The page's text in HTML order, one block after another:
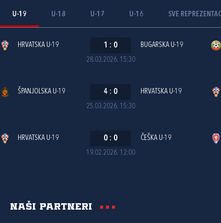
U-19 U-18 U-17 U-16 SVE
28.03.2026. 15:30
HRVATSKA U-19 1 : 0 BUGARSKA U-19
25.03.2026. 15:30
ŠPANJOLSKA U-19 4 : 0 HRVATSKA U-19
19.02.2026. 12:00
HRVATSKA U-19 0 : 0 ČEŠKA U-19
Naši partneri